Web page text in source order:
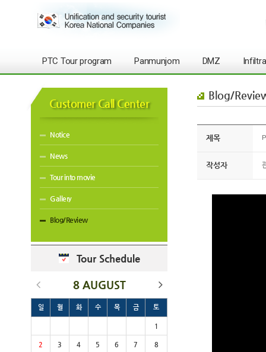
PTC Tour program Panmunjom DMZ
Customer Call Center
Notice
News
Tour into movie
Gallery
Blog/Review
Tour Schedule
8 AUGUST
일 월 화 수 목 금 토
1
2 3 4 5 6 7 8
Blog/
제목
작성자